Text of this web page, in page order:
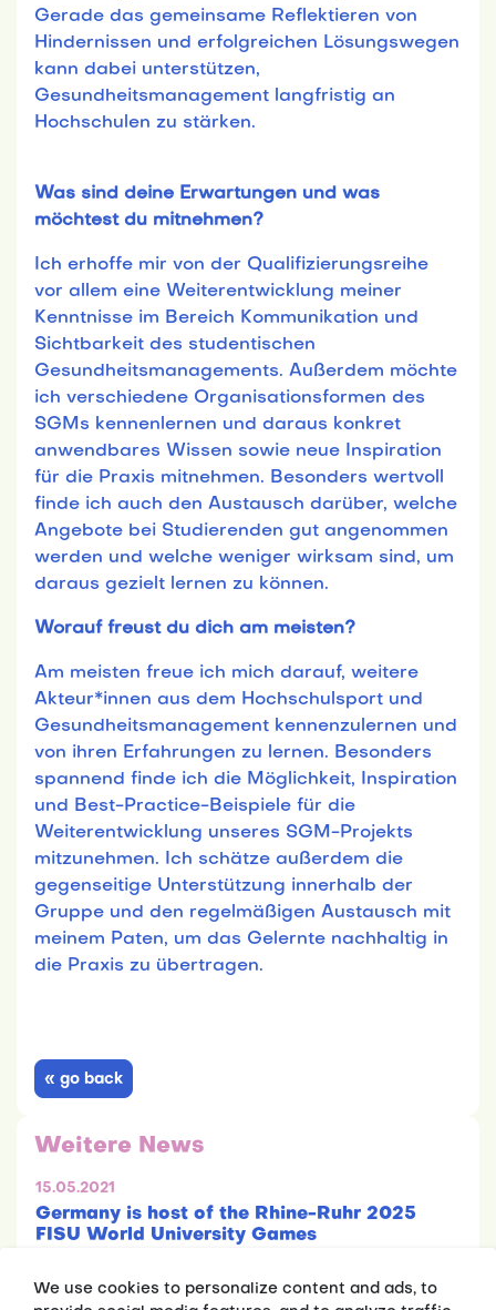
Gerade das gemeinsame Reflektieren von
Hindernissen und erfolgreichen Lösungswegen
kann dabei unterstützen,
Gesundheitsmanagement langfristig an
Hochschulen zu stärken.
Was sind deine Erwartungen und was
möchtest du mitnehmen?
Ich erhoffe mir von der Qualifizierungsreihe
vor allem eine Weiterentwicklung meiner
Kenntnisse im Bereich Kommunikation und
Sichtbarkeit des studentischen
Gesundheitsmanagements. Außerdem möchte
ich verschiedene Organisationsformen des
SGMs kennenlernen und daraus konkret
anwendbares Wissen sowie neue Inspiration
für die Praxis mitnehmen. Besonders wertvoll
finde ich auch den Austausch darüber, welche
Angebote bei Studierenden gut angenommen
werden und welche weniger wirksam sind, um
daraus gezielt lernen zu können.
Worauf freust du dich am meisten?
Am meisten freue ich mich darauf, weitere
Akteur*innen aus dem Hochschulsport und
Gesundheitsmanagement kennenzulernen und
von ihren Erfahrungen zu lernen. Besonders
spannend finde ich die Möglichkeit, Inspiration
und Best-Practice-Beispiele für die
Weiterentwicklung unseres SGM-Projekts
mitzunehmen. Ich schätze außerdem die
gegenseitige Unterstützung innerhalb der
Gruppe und den regelmäßigen Austausch mit
meinem Paten, um das Gelernte nachhaltig in
die Praxis zu übertragen.
« go back
Weitere News
15.05.2021
Germany is host of the Rhine-Ruhr 2025
FISU World University Games
We use cookies to personalize content and ads, to